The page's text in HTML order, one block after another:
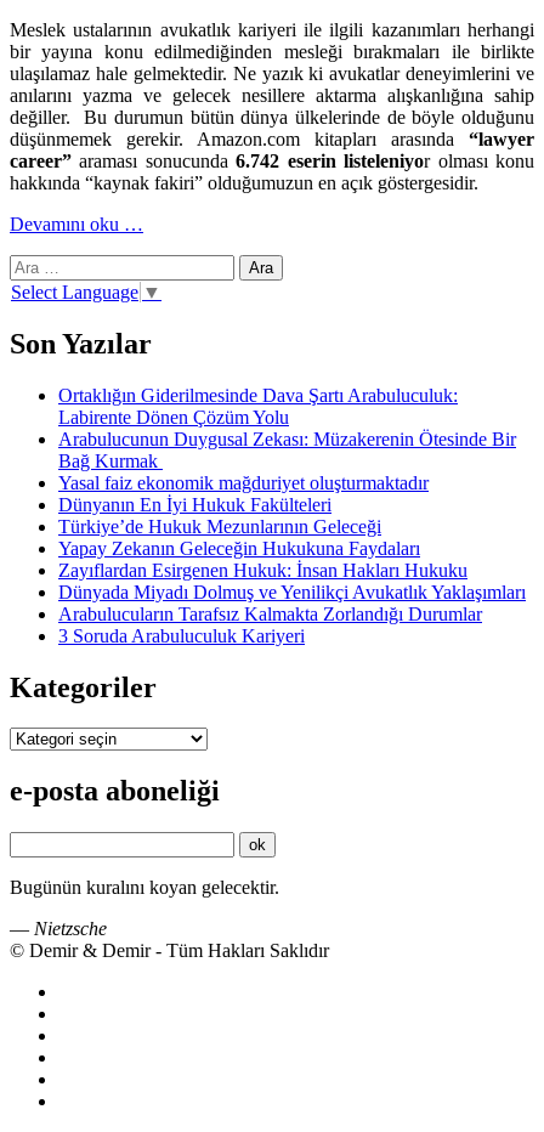
Meslek ustalarının avukatlık kariyeri ile ilgili kazanımları herhangi
bir yayına konu edilmediğinden mesleği bırakmaları ile birlikte
ulaşılamaz hale gelmektedir. Ne yazık ki avukatlar deneyimlerini ve
anılarını yazma ve gelecek nesillere aktarma alışkanlığına sahip
değiller. Bu durumun bütün dünya ülkelerinde de böyle olduğunu
düşünmemek gerekir. Amazon.com kitapları arasında “lawyer
career” araması sonucunda6.742 eserin listeleniyor olması konu
hakkında “kaynak fakiri” olduğumuzun en açık göstergesidir.
Devamını oku
kaynak
…
Arama:
Select Language ▼
Son Yazılar
Ortaklığın Giderilmesinde Dava Şartı Arabuluculuk:
Labirente Dönen Çözüm Yolu
Arabulucunun Duygusal Zekası: Müzakerenin Ötesinde Bir
Bağ Kurmak
Yasal faiz ekonomik mağduriyet oluşturmaktadır
Dünyanın En İyi Hukuk Fakülteleri
Türkiye’de Hukuk Mezunlarının Geleceği
Yapay Zekanın Geleceğin Hukukuna Faydaları
Zayıflardan Esirgenen Hukuk: İnsan Hakları Hukuku
Dünyada Miyadı Dolmuş ve Yenilikçi Avukatlık Yaklaşımları
Arabulucuların Tarafsız Kalmakta Zorlandığı Durumlar
3 Soruda Arabuluculuk Kariyeri
Kategoriler
Kategoriler
e-posta aboneliği
Bugünün kuralını koyan gelecektir.
— Nietzsche
© Demir & Demir - Tüm Hakları Saklıdır
Menü